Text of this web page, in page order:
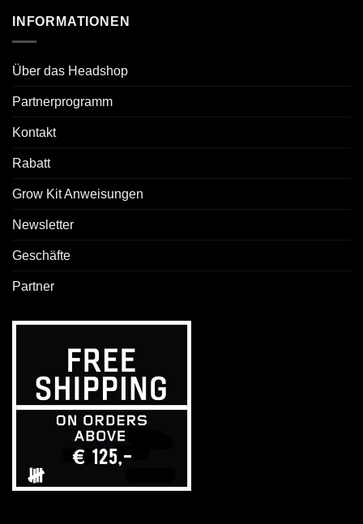
INFORMATIONEN
Über das Headshop
Partnerprogramm
Kontakt
Rabatt
Grow Kit Anweisungen
Newsletter
Geschäfte
Partner